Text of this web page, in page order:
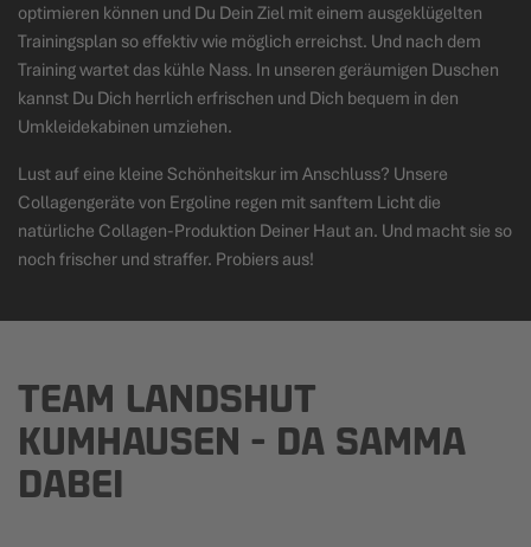
optimieren können und Du Dein Ziel mit einem ausgeklügelten
Trainingsplan so effektiv wie möglich erreichst. Und nach dem
Training wartet das kühle Nass. In unseren geräumigen Duschen
kannst Du Dich herrlich erfrischen und Dich bequem in den
Umkleidekabinen umziehen.
Lust auf eine kleine Schönheitskur im Anschluss? Unsere
Collagengeräte von Ergoline regen mit sanftem Licht die
natürliche Collagen-Produktion Deiner Haut an. Und macht sie so
noch frischer und straffer. Probiers aus!
TEAM LANDSHUT
KUMHAUSEN - DA SAMMA
DABEI